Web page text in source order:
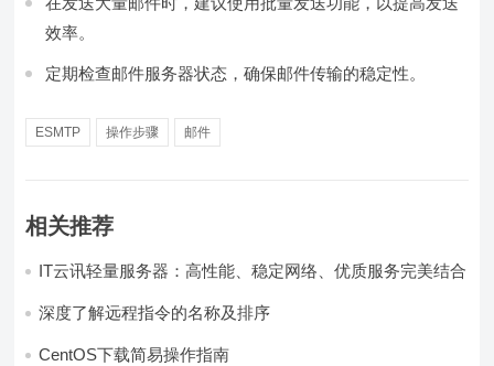
效率。
定期检查邮件服务器状态，确保邮件传输的稳定性。
ESMTP 操作步骤 邮件
相关推荐
IT云讯轻量服务器：高性能、稳定网络、优质服务完美结合
深度了解远程指令的名称及排序
CentOS下载简易操作指南